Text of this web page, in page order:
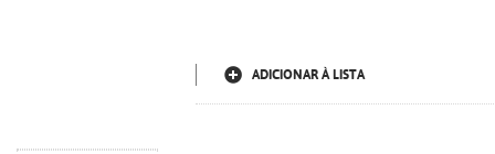
ADICIONAR À LISTA